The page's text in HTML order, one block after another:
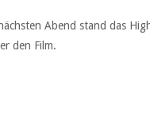
Abend stand das
den Film.